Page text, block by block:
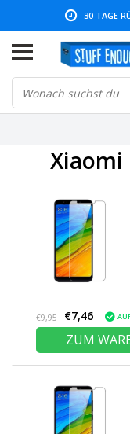
30 TAGE
Xiaomi
€9,95 €7,46
ZUM